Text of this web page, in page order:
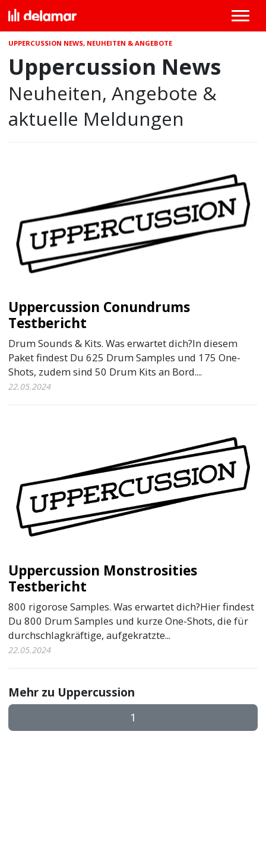
UPPERCUSSION NEWS, NEUHEITEN & ANGEBOTE
Uppercussion News
Neuheiten, Angebote &
aktuelle Meldungen
Uppercussion Conundrums
Testbericht
Drum Sounds & Kits. Was erwartet dich?In diesem
Paket findest Du 625 Drum Samples und 175 One-
Shots, zudem sind 50 Drum Kits an Bord....
22.05.2024
Uppercussion Monstrosities
Testbericht
800 rigorose Samples. Was erwartet dich?Hier findest
Du 800 Drum Samples und kurze One-Shots, die für
durchschlagkräftige, aufgekratzte...
22.05.2024
Mehr zu Uppercussion
1